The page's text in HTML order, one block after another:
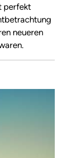
perfekt
neueren